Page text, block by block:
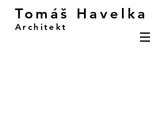
Tomáš Havelka
Architekt